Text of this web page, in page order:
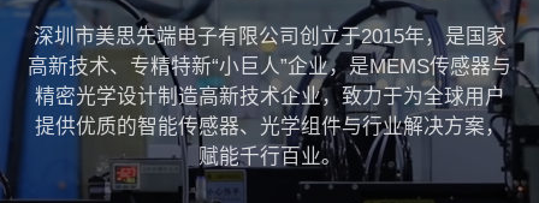
深圳市美思先端电子有限公司创立于2015年，是国家
高新技术、专精特新“小巨人”企业，是MEMS传感器与
精密光学设计制造高新技术企业，致力于为全球用户
提供优质的智能传感器、光学组件与行业解决方案，
赋能千行百业。